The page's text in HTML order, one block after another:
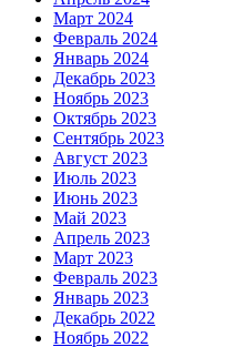
Март 2024
Февраль 2024
Январь 2024
Декабрь 2023
Ноябрь 2023
Октябрь 2023
Сентябрь 2023
Август 2023
Июль 2023
Июнь 2023
Май 2023
Апрель 2023
Март 2023
Февраль 2023
Январь 2023
Декабрь 2022
Ноябрь 2022